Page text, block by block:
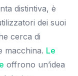
distintiva, è
dei suoi
cerca di
macchina. Le
offrono un’idea